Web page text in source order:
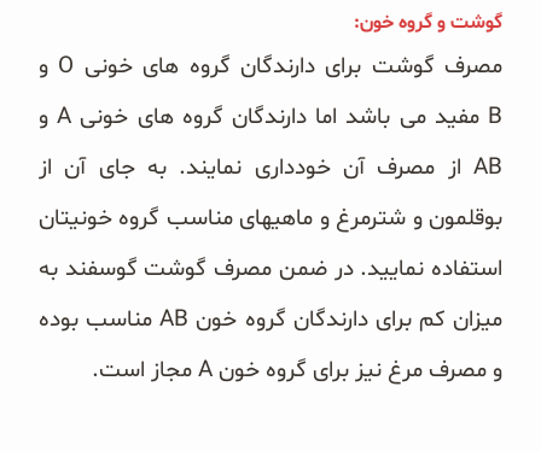
گوشت و گروه خون:
مصرف گوشت برای دارندگان گروه های خونی O و
B
مفید می باشد اما دارندگان گروه های خونی A و
AB از مصرف آن خودداری نمایند. به جای آن از
بوقلمون و شترمرغ و ماهیهای مناسب گروه خونیتان
استفاده نمایید. در ضمن مصرف گوشت گوسفند به
میزان کم برای دارندگان گروه خون AB مناسب بوده
و مصرف مرغ نیز برای گروه خون A مجاز است.